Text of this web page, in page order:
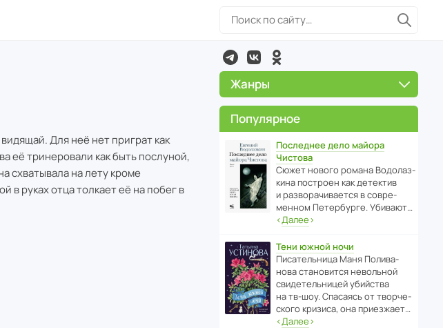
Для неё нет приграт как
её тринеровали как быть послуной,
схватывала на лету кроме
в руках отца толкает её на побег в
Жанры
Популярное
Последнее дело майора
Чистова
Сюжет нового романа Водо­ла­з­
кина пост­роен как дете­ктив
и разво­ра­чи­ва­ется в совре­
менном Пете­р­бурге. Убивают…
‹Далее›
Тени южной ночи
Писа­тель­ница Маня Поли­ва­
нова стано­вится невольной
свиде­тель­ницей убийства
на тв-шоу. Спасаясь от твор­че­
с­кого кризиса, она приезжает…
‹Далее›